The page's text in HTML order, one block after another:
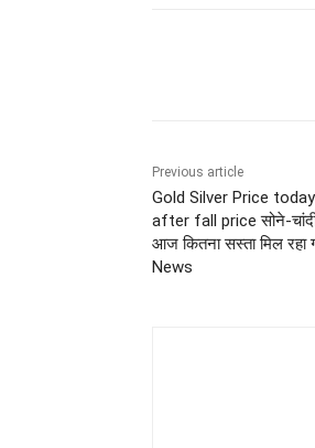
Previous article
Gold Silver Price
after fall price सोने-
आज कितना सस्ता मिल रहा
News